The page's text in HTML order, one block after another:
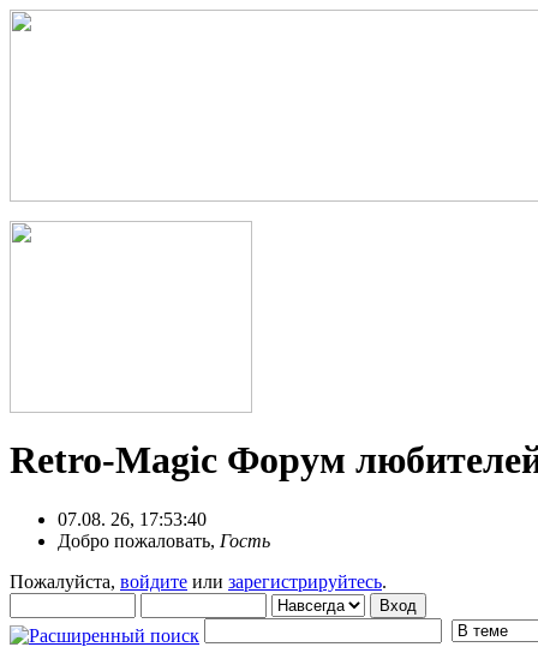
Retro-Magic Форум
07.08. 26, 17:53:40
Добро пожаловать, Гость
Пожалуйста, войдите или зарегистрируйтесь.